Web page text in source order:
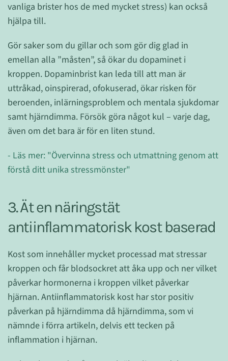
vanliga brister hos de med mycket stress) kan också
hjälpa till.
Gör saker som du gillar och som gör dig glad in
emellan alla ”måsten”, så ökar du dopaminet i
kroppen. Dopaminbrist kan leda till att man är
uttråkad, oinspirerad, ofokuserad, ökar risken för
beroenden, inlärningsproblem och mentala sjukdomar
samt hjärndimma. Försök göra något kul – varje dag,
även om det bara är för en liten stund.
- Läs mer: "Övervinna stress och utmattning genom att
förstå ditt unika stressmönster"
3. Ät en näringstät
antiinflammatorisk kost baserad
Kost som innehåller mycket processad mat stressar
kroppen och får blodsockret att åka upp och ner vilket
påverkar hormonerna i kroppen vilket påverkar
hjärnan. Antiinflammatorisk kost har stor positiv
påverkan på hjärndimma då hjärndimma, som vi
nämnde i förra artikeln, delvis ett tecken på
inflammation i hjärnan.